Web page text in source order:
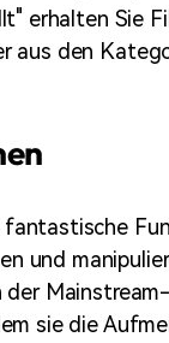
erhalten Sie
aus den
und
der
sie die